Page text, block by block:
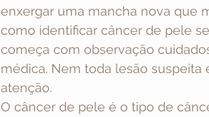
enxergar uma mancha nova que
como identificar câncer de pele
começa com observação
médica. Nem toda lesão
atenção.
O câncer de pele é o tipo de